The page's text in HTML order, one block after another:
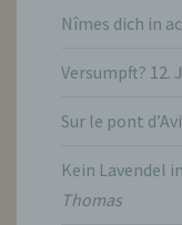
Nîmes dich in
Versumpft? 12.
Sur le pont
Kein Lavendel
Thomas
Person